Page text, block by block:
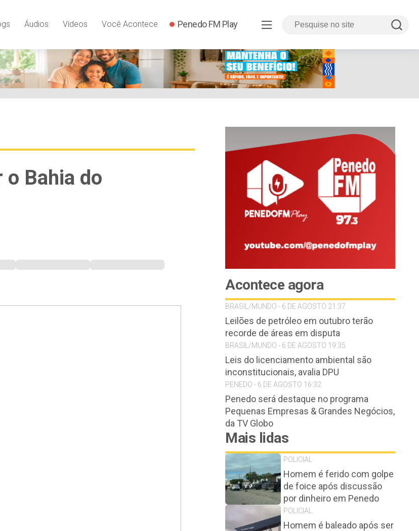
Áudios Vídeos Você Acontece Penedo FM Play
Bahia do
Acontece agora
BRASIL/MUNDO - 6 DE AGOSTO 21:37
Leilões de petróleo em outubro terão
recorde de áreas em disputa
BRASIL/MUNDO - 6 DE AGOSTO 19:35
Leis do licenciamento ambiental são
inconstitucionais, avalia DPU
PENEDO - 6 DE AGOSTO 16:32
Penedo será destaque no programa
Pequenas Empresas & Grandes Negócios,
da TV Globo
Mais lidas
POLICIAL
Homem é ferido com golpe
de foice após discussão
por dinheiro em Penedo
POLICIAL
Homem é baleado após ser